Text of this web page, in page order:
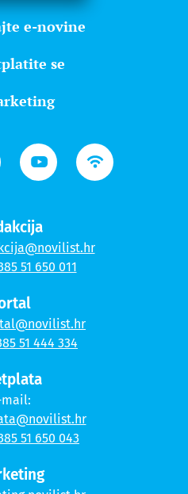
e-novine
se
51 650 011
51 444 334
51 650 043